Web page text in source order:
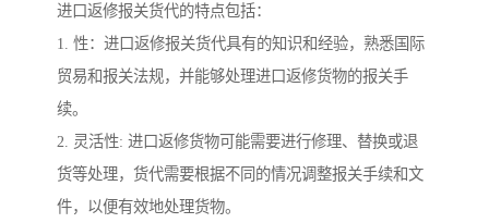
进口返修报关货代的特点包括：
1. 性：进口返修报关货代具有的知识和经验，熟悉国际
贸易和报关法规，并能够处理进口返修货物的报关手
续。
2. 灵活性: 进口返修货物可能需要进行修理、替换或退
货等处理，货代需要根据不同的情况调整报关手续和文
件，以便有效地处理货物。